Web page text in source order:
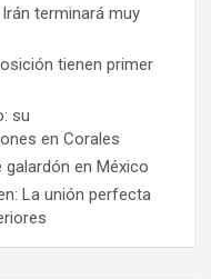
terminará muy
tienen primer
su
en Corales
galardón en México
La unión perfecta